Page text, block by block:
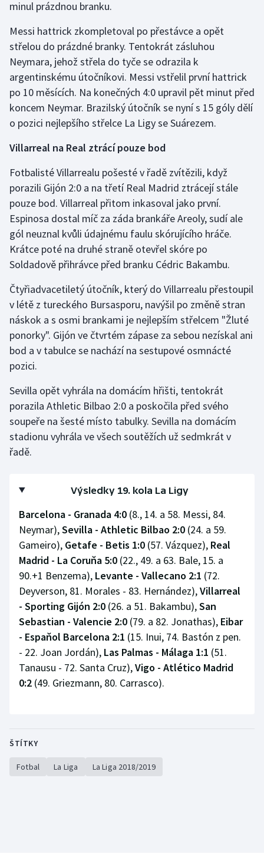
minul prázdnou branku.
Messi hattrick zkompletoval po přestávce a opět
střelou do prázdné branky. Tentokrát zásluhou
Neymara, jehož střela do tyče se odrazila k
argentinskému útočníkovi. Messi vstřelil první hattrick
po 10 měsících. Na konečných 4:0 upravil pět minut před
koncem Neymar. Brazilský útočník se nyní s 15 góly dělí
o pozici nejlepšího střelce La Ligy se Suárezem.
Villarreal na Real ztrácí pouze bod
Fotbalisté Villarrealu pošesté v řadě zvítězili, když
porazili Gijón 2:0 a na třetí Real Madrid ztrácejí stále
pouze bod. Villarreal přitom inkasoval jako první.
Espinosa dostal míč za záda brankáře Areoly, sudí ale
gól neuznal kvůli údajnému faulu skórujícího hráče.
Krátce poté na druhé straně otevřel skóre po
Soldadově přihrávce před branku Cédric Bakambu.
Čtyřiadvacetiletý útočník, který do Villarrealu přestoupil
v létě z tureckého Bursasporu, navýšil po změně stran
náskok a s osmi brankami je nejlepším střelcem "Žluté
ponorky". Gijón ve čtvrtém zápase za sebou nezískal ani
bod a v tabulce se nachází na sestupové osmnácté
pozici.
Sevilla opět vyhrála na domácím hřišti, tentokrát
porazila Athletic Bilbao 2:0 a poskočila před svého
soupeře na šesté místo tabulky. Sevilla na domácím
stadionu vyhrála ve všech soutěžích už sedmkrát v
řadě.
Výsledky 19. kola La Ligy
Barcelona - Granada 4:0 (8., 14. a 58. Messi, 84.
Neymar),Sevilla - Athletic Bilbao 2:0 (24. a 59.
Gameiro), Getafe - Betis 1:0 (57. Vázquez), Real
Madrid - La Coruňa 5:0 (22., 49. a 63. Bale, 15. a
90.+1 Benzema), Levante - Vallecano 2:1 (72.
Deyverson, 81. Morales - 83. Hernández),Villarreal
- Sporting Gijón 2:0 (26. a 51. Bakambu),San
Sebastian - Valencie 2:0 (79. a 82. Jonathas), Eibar
- Espaňol Barcelona 2:1 (15. Inui, 74. Bastón z pen.
- 22. Joan Jordán), Las Palmas - Málaga 1:1 (51.
Tanausu - 72. Santa Cruz),Vigo - Atlético Madrid
0:2 (49. Griezmann, 80. Carrasco).
ŠTÍTKY
Fotbal La Liga La Liga 2018/2019